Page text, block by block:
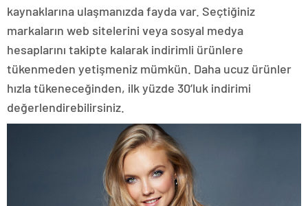
kaynaklarına ulaşmanızda fayda var. Seçtiğiniz
markaların web sitelerini veya sosyal medya
hesaplarını takipte kalarak indirimli ürünlere
tükenmeden yetişmeniz mümkün. Daha ucuz ürünler
hızla tükeneceğinden, ilk yüzde 30’luk indirimi
değerlendirebilirsiniz.